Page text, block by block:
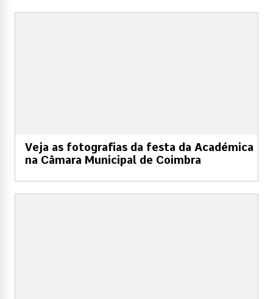
Veja as fotografias da festa da Académica
na Câmara Municipal de Coimbra